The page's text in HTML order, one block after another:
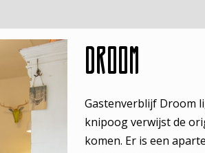
Droom
Gastenverblijf Droom
knipoog verwijst de
komen. Er is een